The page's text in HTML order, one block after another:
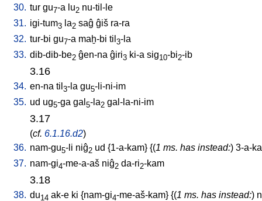
30. tur gu7-a lu2 nu-til-le
31. igi-tum3 la2 saĝ ĝiš ra-ra
32. tur-bi gu7-a maḫ-bi til 3-la
33. dib-dib-be2 ĝen-na ĝiri3 ki-a sig10-bi2-ib
3.16
34. en-na til 3-la gu5-li-ni-im
35. ud ug5-ga gal 5-la2 gal-la-ni-im
3.17
(cf. 6.1.16.d2)
36. nam-gu5-li niĝ2 ud {1-a-kam} {(1 ms. has instead:) 3-a-
37. nam-gi4-me-a-aš niĝ2 da-ri2-kam
3.18
38. du14 ak-e ki {nam-gi4-me-aš-kam} {(1 ms. has instead:)